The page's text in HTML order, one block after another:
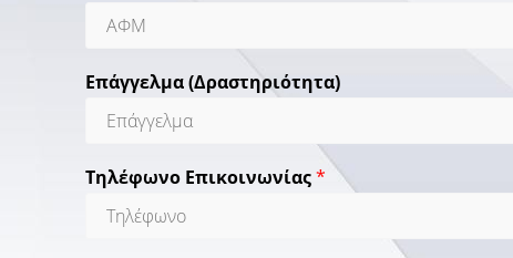
Επάγγελμα (Δραστηριότητα)
Τηλέφωνο Επικοινωνίας*